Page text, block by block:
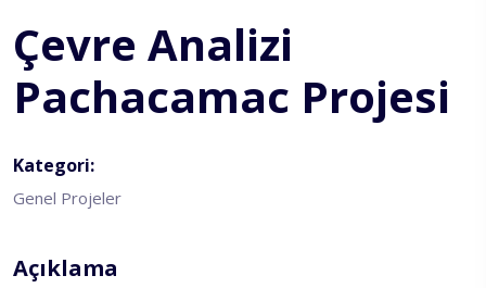
Çevre Analizi
Pachacamac Projesi
Kategori:
Genel Projeler
Açıklama